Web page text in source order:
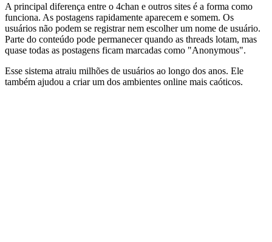
A principal diferença entre o 4chan e outros sites é a forma como
funciona. As postagens rapidamente aparecem e somem. Os
usuários não podem se registrar nem escolher um nome de usuário.
Parte do conteúdo pode permanecer quando as threads lotam, mas
quase todas as postagens ficam marcadas como "Anonymous".
Esse sistema atraiu milhões de usuários ao longo dos anos. Ele
também ajudou a criar um dos ambientes online mais caóticos.